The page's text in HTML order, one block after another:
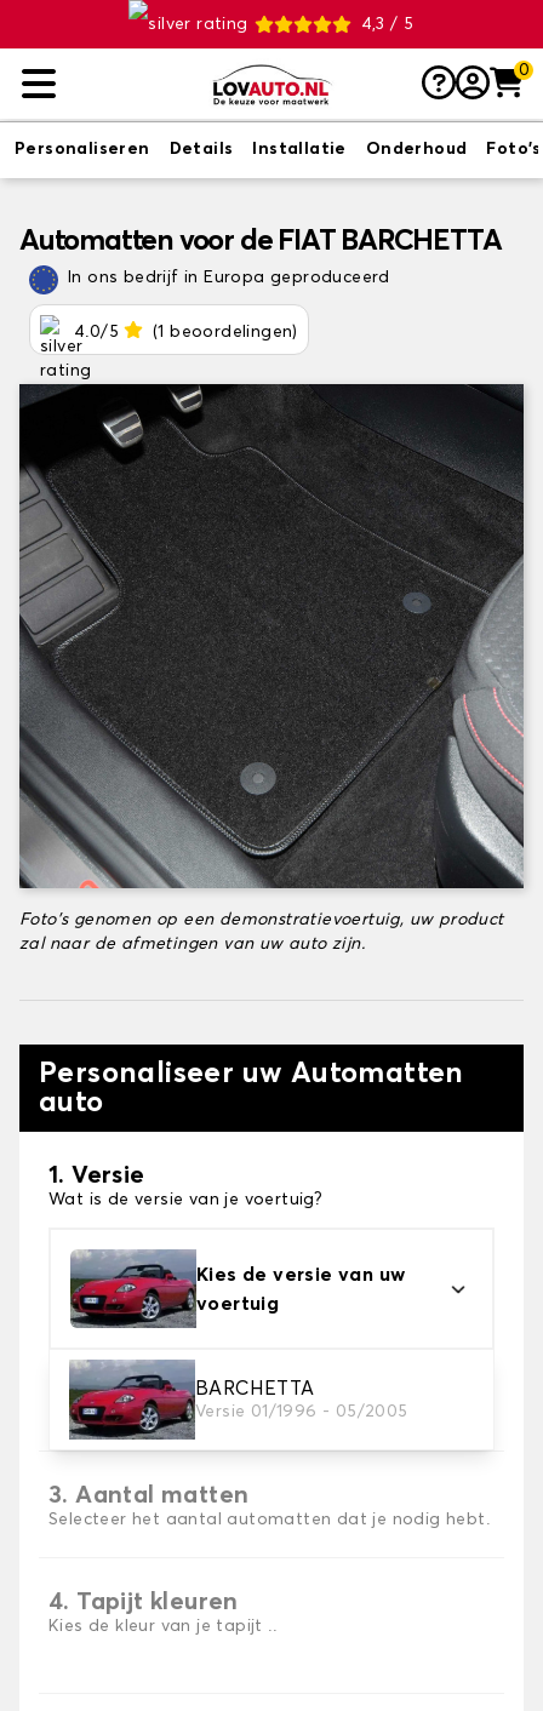
4,3 / 5
0
Personaliseren Details Installatie Onderhoud Foto's
Automatten voor de FIAT BARCHETTA
In ons bedrijf in Europa geproduceerd
4.0/5 (1 beoordelingen)
Foto's genomen op een demonstratievoertuig, uw product
zal naar de afmetingen van uw auto zijn.
Personaliseer uw Automatten
auto
1. Versie
Wat is de versie van je voertuig?
Kies de versie van uw
voertuig
BARCHETTA
Versie 01/1996 - 05/2005
2. Materiaal
Kies het materiaal van uw automatten
3. Aantal matten
Selecteer het aantal automatten dat je nodig hebt.
4. Tapijt kleuren
Kies de kleur van je tapijt ..